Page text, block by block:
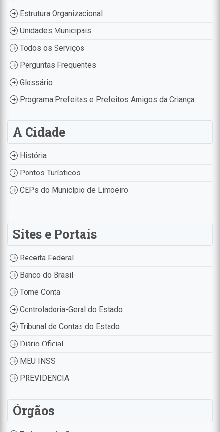
Estrutura Organizacional
Unidades Municipais
Todos os Serviços
Perguntas Frequentes
Glossário
Programa Prefeitas e Prefeitos Amigos da Criança
A Cidade
História
Pontos Turísticos
CEPs do Município de Limoeiro
Sites e Portais
Receita Federal
Banco do Brasil
Tome Conta
Controladoria-Geral do Estado
Tribunal de Contas do Estado
Diário Oficial
MEU INSS
PREVIDÊNCIA
Órgãos